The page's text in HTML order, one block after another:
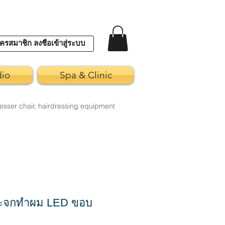
รสมาชิก ลงชื่อเข้าสู่ระบบ
Spa & Clinic
chair, hairdressing equipment
จกทำผม LED ขอบ